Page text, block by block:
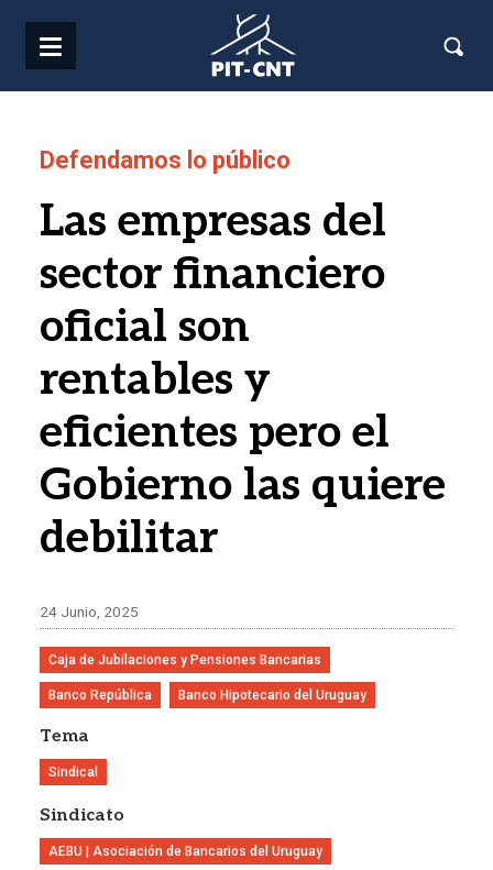
Defendamos lo público
Las empresas del
sector financiero
oficial son
rentables y
eficientes pero el
Gobierno las quiere
debilitar
24 Junio, 2025
Caja de Jubilaciones y Pensiones Bancarias
Banco República Banco Hipotecario del Uruguay
Tema
Sindical
Sindicato
AEBU | Asociación de Bancarios del Uruguay